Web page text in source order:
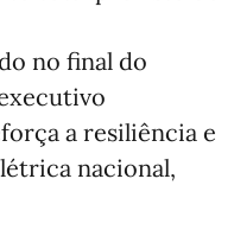
no final do
a resiliência e
nacional,